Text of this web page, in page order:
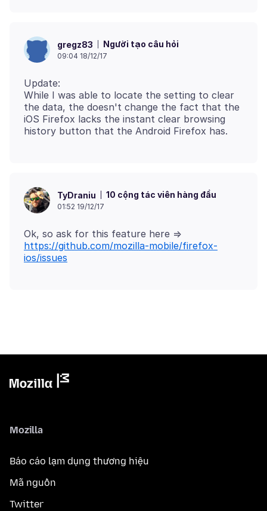
gregz83 Người tạo câu hỏi
09:04 18/12/17
Update:
While I was able to locate the setting to clear
the data, the doesn't change the fact that the
iOS Firefox lacks the instant clear browsing
TyDraniu 10 cộng tác viên hàng đầu
01:52 19/12/17
Ok, so ask for this feature here =>
https://github.com/mozilla-mobile/firefox-
ios/issues
Mozilla
Báo cáo lạm dụng thương hiệu
Mã nguồn
Twitter